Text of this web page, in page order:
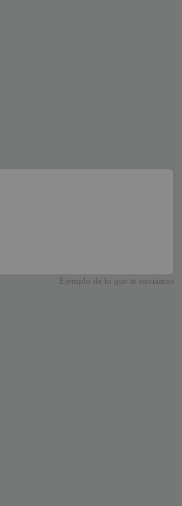
Ejemplo de lo que te enviamos